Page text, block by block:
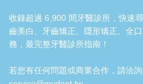
收錄超過 6,900 間牙醫診所，快速
齒美白、牙齒矯正、隱形矯正、全
務，最完整牙醫診所指南！
若您有任何問題或商業合作，請洽